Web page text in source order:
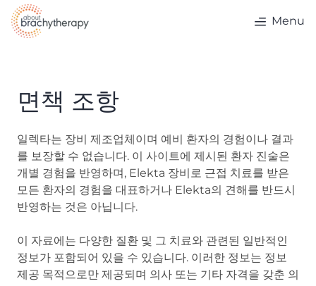
Skip to content
Menu
면책 조항
일렉타는 장비 제조업체이며 예비 환자의 경험이나 결과
를 보장할 수 없습니다. 이 사이트에 제시된 환자 진술은
개별 경험을 반영하며, Elekta 장비로 근접 치료를 받은
모든 환자의 경험을 대표하거나 Elekta의 견해를 반드시
반영하는 것은 아닙니다.
이 자료에는 다양한 질환 및 그 치료와 관련된 일반적인
정보가 포함되어 있을 수 있습니다. 이러한 정보는 정보
제공 목적으로만 제공되며 의사 또는 기타 자격을 갖춘 의